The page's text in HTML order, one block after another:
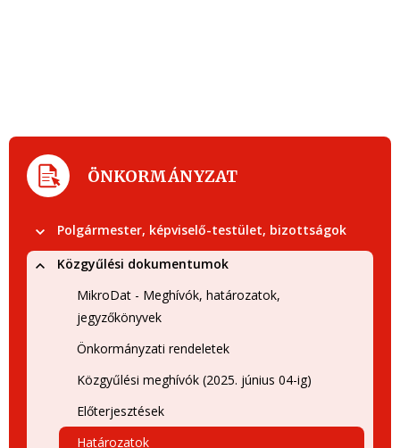
ÖNKORMÁNYZAT
Polgármester, képviselő-testület, bizottságok
Közgyűlési dokumentumok
MikroDat - Meghívók, határozatok,
jegyzőkönyvek
Önkormányzati rendeletek
Közgyűlési meghívók (2025. június 04-ig)
Előterjesztések
Határozatok